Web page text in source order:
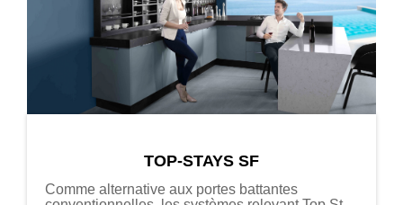
TOP-STAYS SF
Comme alternative aux portes battantes